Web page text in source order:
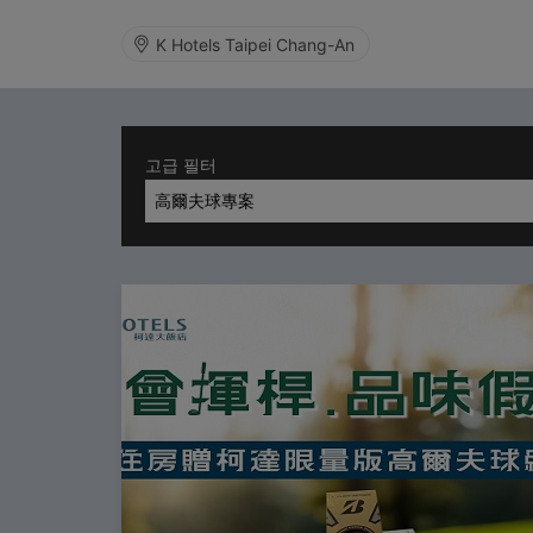
K Hotels Taipei Chang-An
고급 필터
高爾夫球專案